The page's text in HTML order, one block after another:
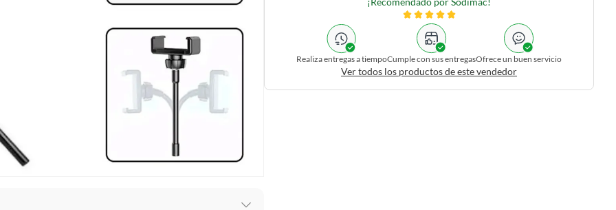
Realiza entregas a tiempoCumple con sus entregasOfrece un buen servicio
Ver todos los productos de este vendedor